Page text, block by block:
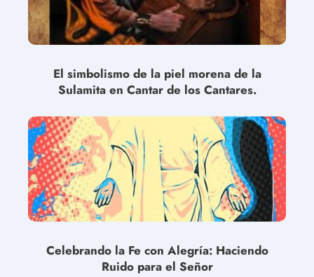
El simbolismo de la piel morena de la
Sulamita en Cantar de los Cantares.
Celebrando la Fe con Alegría: Haciendo
Ruido para el Señor